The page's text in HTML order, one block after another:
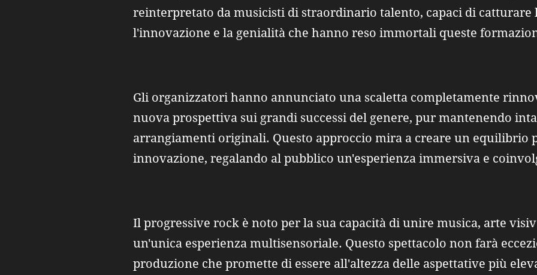
reinterpretato da musicisti di straordinario talento, capaci di catturare
l'innovazione e la genialità che hanno reso immortali queste
Gli organizzatori hanno annunciato una scaletta completamente
nuova prospettiva sui grandi successi del genere, pur mantenendo
arrangiamenti originali. Questo approccio mira a creare un equilibrio
innovazione, regalando al pubblico un'esperienza immersiva e
Il progressive rock è noto per la sua capacità di unire musica, arte
un'unica esperienza multisensoriale. Questo spettacolo non farà
produzione che promette di essere all'altezza delle aspettative più